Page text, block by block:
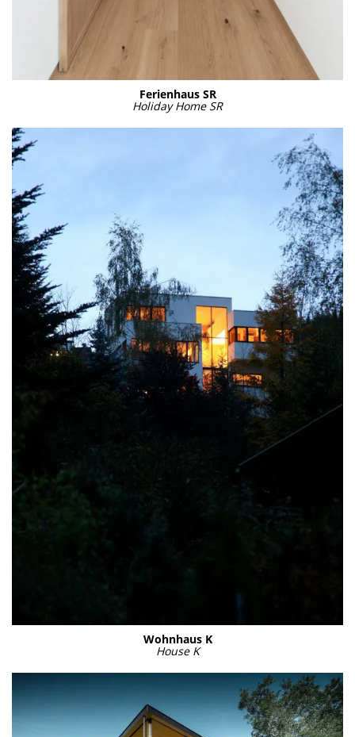
Feri­en­haus SR
Holi­day Home SR
Wohn­haus K
House K